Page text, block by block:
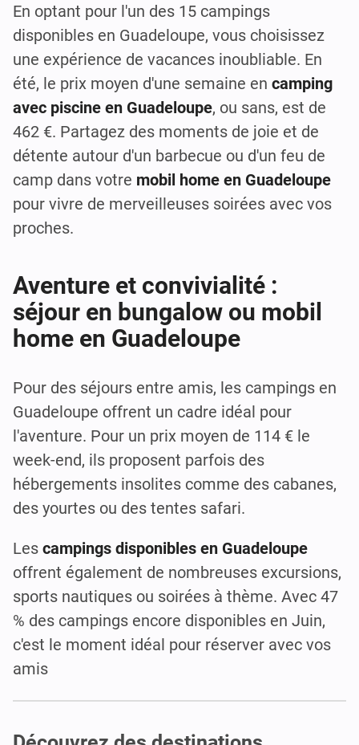
En optant pour l'un des 15 campings
disponibles en Guadeloupe, vous choisissez
une expérience de vacances inoubliable. En
été, le prix moyen d'une semaine en camping
avec piscine en Guadeloupe, ou sans, est de
462 €. Partagez des moments de joie et de
détente autour d'un barbecue ou d'un feu de
camp dans votre mobil home en Guadeloupe
pour vivre de merveilleuses soirées avec vos
proches.
Aventure et convivialité :
séjour en bungalow ou mobil
home en Guadeloupe
Pour des séjours entre amis, les campings en
Guadeloupe offrent un cadre idéal pour
l'aventure. Pour un prix moyen de 114 € le
week-end, ils proposent parfois des
hébergements insolites comme des cabanes,
des yourtes ou des tentes safari.
Les campings disponibles en Guadeloupe
offrent également de nombreuses excursions,
sports nautiques ou soirées à thème. Avec 47
% des campings encore disponibles en Juin,
c'est le moment idéal pour réserver avec vos
amis